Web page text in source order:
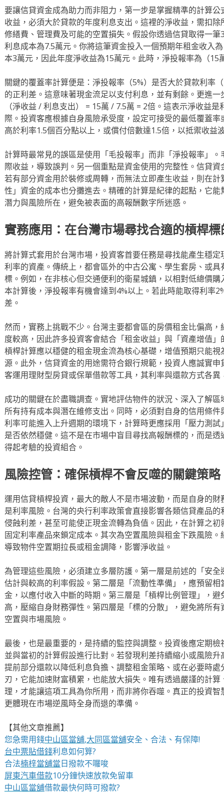
要讓信貸資金成為助力而非阻力，第一步是掌握精準的計算
收益，必須大於貸款的年度利息支出。這裡的淨收益，需扣
修繕費、管理費及可能的空置損失。假設你透過信貸取得一
利息成本為7.5萬元。你將這筆資金投入一個預期年租金收入
本3萬元，因此年度淨收益為15萬元。此時，淨投報率為（15
關鍵的覆蓋率計算便是：淨投報率（5%）是否大於貸款利率
的正利差。這意味著現金流足以支付利息，並有剩餘。更進
（淨收益 / 利息支出） = 15萬 / 7.5萬 = 2倍。這表示淨收益
際。投資客應根據自身風險承受度，設定可接受的最低覆蓋
高於利率1.5個百分點以上，或償付倍數達1.5倍，以抵禦收益
計算時最常見的誤區是使用「毛投報率」而非「淨投報率」
際收益，導致誤判。另一個重點是資金使用的完整性。信貸
若有部分資金用於裝修或周轉，而無法立即產生收益，則在
性」資金的成本也分攤進去。精確的計算是紀律的起點，它
潛力與風險所在，避免被表面的高報酬數字所迷惑。
實務應用：在台灣市場尋找合適的槓桿標
將計算式套用於台灣市場，投資客首要任務是尋找能產生穩
利率的資產。傳統上，都會區外的中古公寓、學生套房、或
標。例如，在非核心但交通便利的衛星城鎮，以相對低總價
本計算後，淨投報率有機會達到4%以上。若此時能取得利率
差。
然而，實務上挑戰不少。台灣主要都會區的房價租金比偏高
度較高，因此許多投資客會結合「租金收益」與「資產增值
槓桿計算應以穩健的租金現金流為核心基礎，增值預期只能
源。此外，信貸資金的用途需符合銀行規範，投資人應誠實
客運用理財型房貸或保單借款等工具，其利率與還款方式各
成功的關鍵在於盡職調查。實地評估物件的狀況、深入了解
所有持有成本與潛在維修支出。同時，必須對自身的信用條
利率可能進入上升週期的環境下，計算時更應採用「壓力測
是否依然穩健。這不是在市場中盲目尋找高報酬標的，而是
得起考驗的投資組合。
風險控管：確保槓桿不會反噬的關鍵策略
運用信貸槓桿投資，最大的敵人不是市場波動，而是自身的
是利率風險。台灣的央行利率政策會直接影響各類信貸產品
侵蝕利差，甚至可能使正現金流轉為負值。因此，在計算之
固定利率產品來鎖定成本。其次為空置風險與租金下跌風險
導致物件空置期拉長或租金調降，影響淨收益。
為管理這些風險，必須建立多層防護。第一層是前述的「安
估計與較高的利率假設。第二層是「流動性準備」，應預留
金，以應付收入中斷的時期。第三層是「槓桿比例管理」，
高，壓縮自身財務彈性。第四層是「標的分散」，避免將所
空置與市場風險。
最後，也是最重要的，是持續的監控與調整。投資後應定期
並與當初的計算假設進行比對。若發現利差持續縮小或風險
提前部分還款以降低利息負擔、調整租金策略、或在必要時
刃，它能加速財富積累，也能放大損失。唯有透過嚴謹的計
理，才能讓這項工具為你所用，而非將你吞噬。真正的投資
更體現在市場逆風時全身而退的準備。
【其他文章推薦】
您急需用錢中山區當舖,大同區當舖安全、合法、有保障!
台中票貼借錢利息如何算?
合法楠梓當舖當日撥款不囉唆
屏東汽車借款10分鐘快速放款免留車
中山區當舖借款最快何時可撥款?